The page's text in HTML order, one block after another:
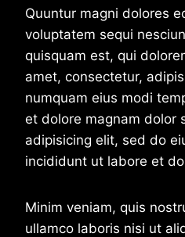
Quuntur magni dolores
voluptatem sequi
quisquam est, qui
amet, consectetur,
numquam eius modi
et dolore magnam dolor
adipisicing elit, sed do
incididunt ut labore et
Minim veniam, quis
ullamco laboris nisi ut